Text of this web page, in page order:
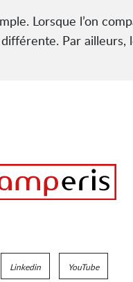
Lorsque l’on
Par ailleurs,
Linkedin YouTube